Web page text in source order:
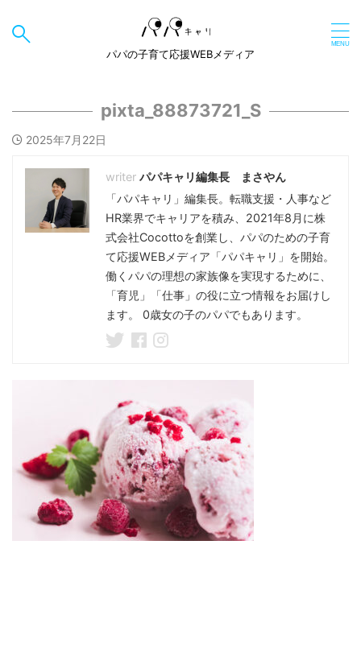
パパの子育て応援WEBメディア
pixta_88873721_S
2025年7月22日
パパキャリ編集長 まさやん
「パパキャリ」編集長。転職支援・人事など
HR業界でキャリアを積み、2021年8月に株
式会社Cocottoを創業し、パパのための子育
て応援WEBメディア「パパキャリ」を開始。
働くパパの理想の家族像を実現するために、
「育児」「仕事」の役に立つ情報をお届けし
ます。 0歳女の子のパパでもあります。